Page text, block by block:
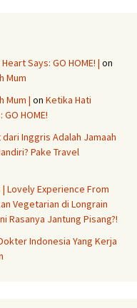
Says: GO HOME! | on
Mum
Mum | on Ketika Hati
HOME!
Inggris Adalah Jamaah
Pake Travel
Lovely Experience From
Vegetarian di Longrain
Rasanya Jantung Pisang?!
Indonesia Yang Kerja